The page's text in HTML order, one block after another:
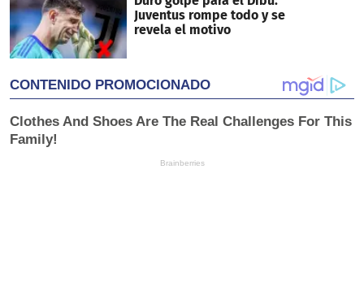
Juventus rompe todo y se
revela el motivo